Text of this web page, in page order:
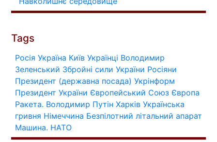
Tags
Росія Україна Київ Українці Володимир
Зеленський Збройні сили України Росіяни
Президент (державна посада) Укрінформ
Президент України Європейський Союз Європа
Ракета. Володимир Путін Харків Українська
гривня Німеччина Безпілотний літальний апарат
Машина. НАТО